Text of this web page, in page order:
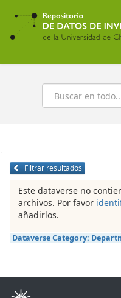
Ir
contenido
principal
Buscar
Filtrar resultados
Este dataverse no
archivos. Por favor
añadirlos.
Dataverse Category: